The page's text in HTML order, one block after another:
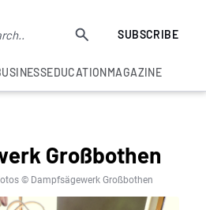
SUBSCRIBE
EDUCATIONMAGAZINE
Großbothen
© Dampfsägewerk Großbothen